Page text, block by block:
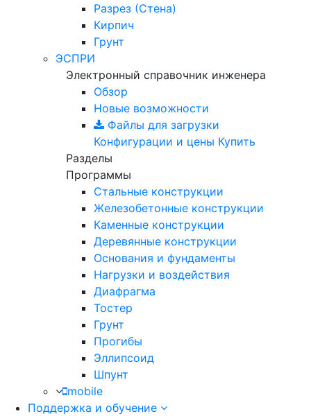
Разрез (Стена)
Кирпич
Грунт
ЭСПРИ
Электронный справочник инженера
Обзор
Новые возможности
Файлы для загрузки
Конфигурации и цены Купить
Разделы
Программы
Стальные конструкции
Железобетонные конструкции
Каменные конструкции
Деревянные конструкции
Основания и фундаменты
Нагрузки и воздействия
Диафрагма
Тостер
Грунт
Прогибы
Эллипсоид
Шпунт
mobile
Поддержка и обучение